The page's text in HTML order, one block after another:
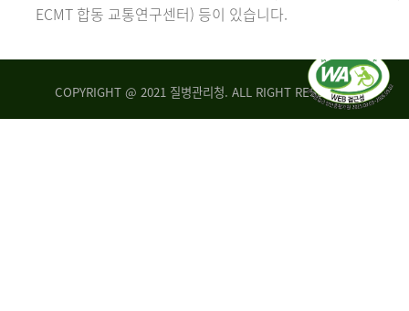
ECMT 합동 교통연구센터) 등이 있습니다.
COPYRIGHT @ 2021 질병관리청. ALL RIGHT RESERVED